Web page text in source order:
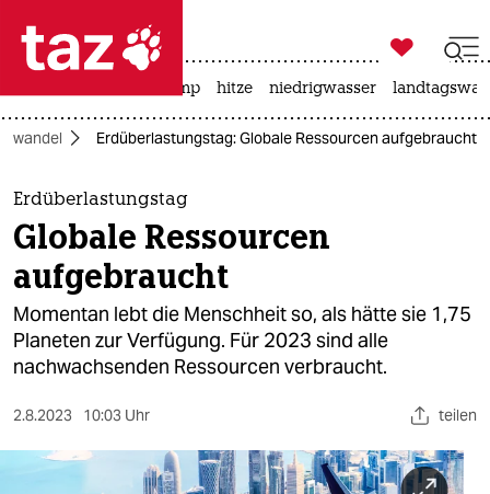
 taz zahl ich
taz zahl ich
themen
politik
öko
gesellschaft
sport

taz zahl ich
usa unter trump hitze niedrigwasser
Erdüberlastungstag: Globale Ressourcen aufgebraucht
Erdüberlastungstag
Globale Ressourcen
aufgebraucht
Momentan lebt die Menschheit so, als hätte sie 1,75
Planeten zur Verfügung. Für 2023 sind alle
nachwachsenden Ressourcen verbraucht.
2.8.2023 10:03 Uhr teilen